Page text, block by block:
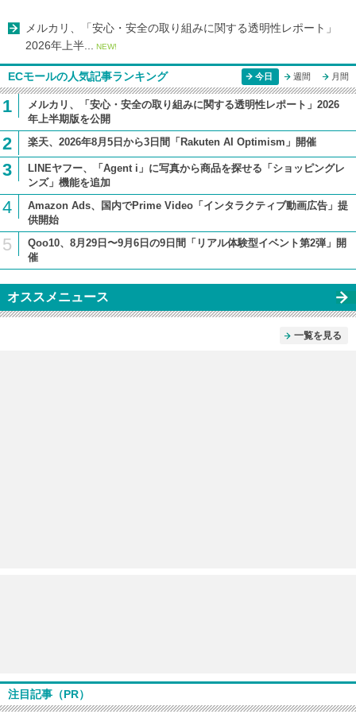
メルカリ、「安心・安全の取り組みに関する透明性レポート」
2026年上半...
NEW!
ECモールの人気記事ランキング 今日 週間 月間
1
メルカリ、「安心・安全の取り組みに関する透明性レポート」2026
年上半期版を公開
2 楽天、2026年8月5日から3日間「Rakuten AI Optimism」開催
3
LINEヤフー、「Agent i」に写真から商品を探せる「ショッピングレ
ンズ」機能を追加
4
Amazon Ads、国内でPrime Video「インタラクティブ動画広告」提
供開始
5
Qoo10、8月29日〜9月6日の9日間「リアル体験型イベント第2弾」開
催
オススメニュース
一覧を見る
注目記事（PR）